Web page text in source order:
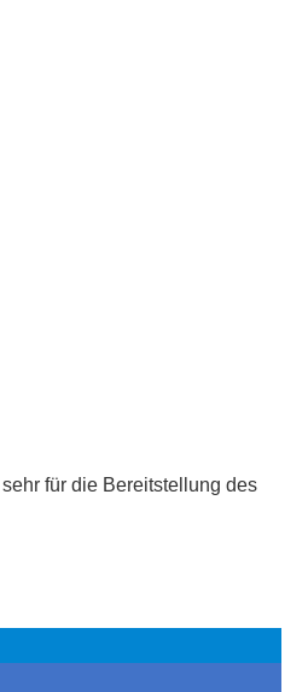
sehr für die Bereitstellung des